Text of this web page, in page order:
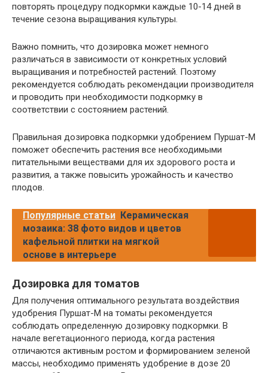
повторять процедуру подкормки каждые 10-14 дней в
течение сезона выращивания культуры.
Важно помнить, что дозировка может немного
различаться в зависимости от конкретных условий
выращивания и потребностей растений. Поэтому
рекомендуется соблюдать рекомендации производителя
и проводить при необходимости подкормку в
соответствии с состоянием растений.
Правильная дозировка подкормки удобрением Пуршат-М
поможет обеспечить растения все необходимыми
питательными веществами для их здорового роста и
развития, а также повысить урожайность и качество
плодов.
Популярные статьи Керамическая
мозаика: 38 фото видов и цветов
кафельной плитки на мягкой
основе в интерьере
Дозировка для томатов
Для получения оптимального результата воздействия
удобрения Пуршат-М на томаты рекомендуется
соблюдать определенную дозировку подкормки. В
начале вегетационного периода, когда растения
отличаются активным ростом и формированием зеленой
массы, необходимо применять удобрение в дозе 20